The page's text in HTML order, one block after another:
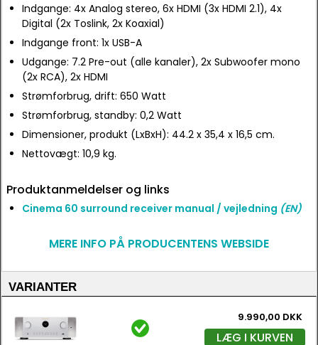
Indgange: 4x Analog stereo, 6x HDMI (3x HDMI 2.1), 4x
Digital (2x Toslink, 2x Koaxial)
Indgange front: 1x USB-A
Udgange: 7.2 Pre-out (alle kanaler), 2x Subwoofer mono
(2x RCA), 2x HDMI
Strømforbrug, drift: 650 Watt
Strømforbrug, standby: 0,2 Watt
Dimensioner, produkt (LxBxH): 44.2 x 35,4 x 16,5 cm.
Nettovægt: 10,9 kg.
Produktanmeldelser og links
Cinema 60 surround receiver manual / vejledning (EN)
MERE INFO PÅ PRODUCENTENS WEBSIDE
VARIANTER
9.990,00 DKK
LÆG I KURVEN